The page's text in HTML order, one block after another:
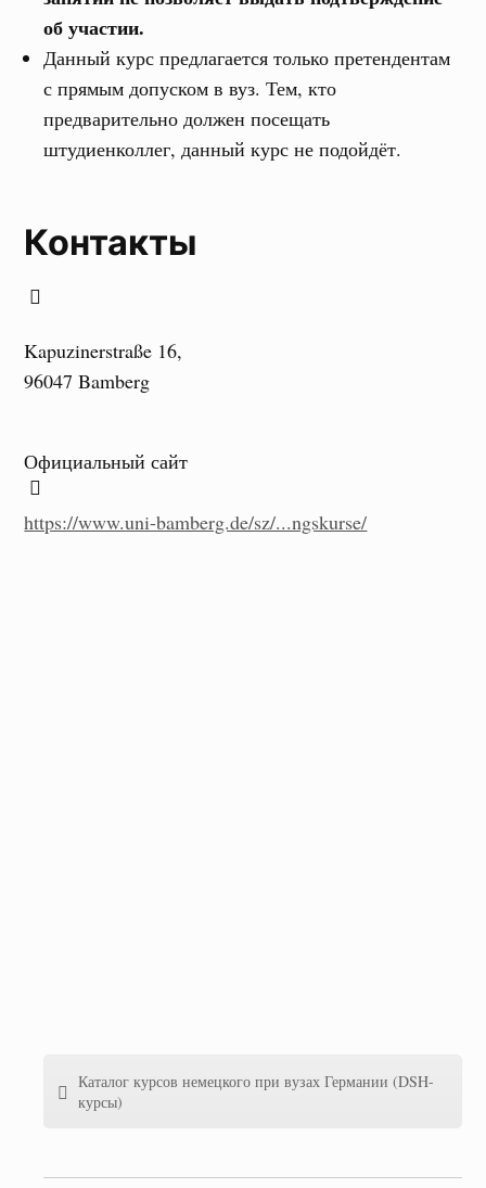
об участии.
Данный курс предлагается только претендентам
с прямым допуском в вуз. Тем, кто
предварительно должен посещать
штудиенколлег, данный курс не подойдёт.
Контакты
Kapuzinerstraße 16,
96047 Bamberg
Официальный сайт
https://www.uni-bamberg.de/sz/...ngskurse/
Каталог курсов немецкого при вузах Германии (DSH-
курсы)